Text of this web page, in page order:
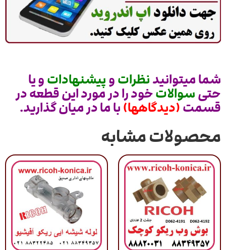
شما میتوانیدنظراتوپیشنهاداتو یا
حتیسوالاتخود را در مورد این قطعه در
قسمت(دیدگاهها)با ما در میان گذارید.
محصولات مشابه